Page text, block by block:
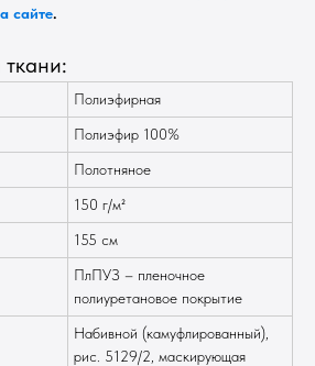
сайте.
Полиэфирная
Полиэфир 100%
Полотняное
150 г/м²
155 см
ПлПУЗ – пленочное
полиуретановое покрытие
Набивной (камуфлированный),
рис. 5129/2, маскирующая